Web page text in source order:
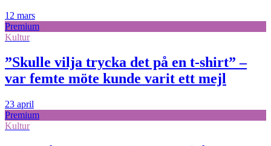
12 mars
Premium
Kultur
”Skulle vilja trycka det på en t-shirt” –
var femte möte kunde varit ett mejl
23 april
Premium
Kultur